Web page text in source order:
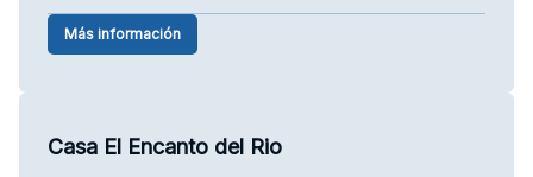
Más información
Casa El Encanto del Rio